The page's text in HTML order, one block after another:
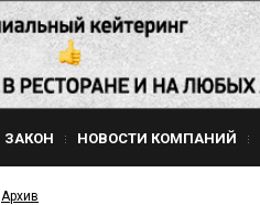
ЗАКОН НОВОСТИ КОМПАНИЙ
Архив